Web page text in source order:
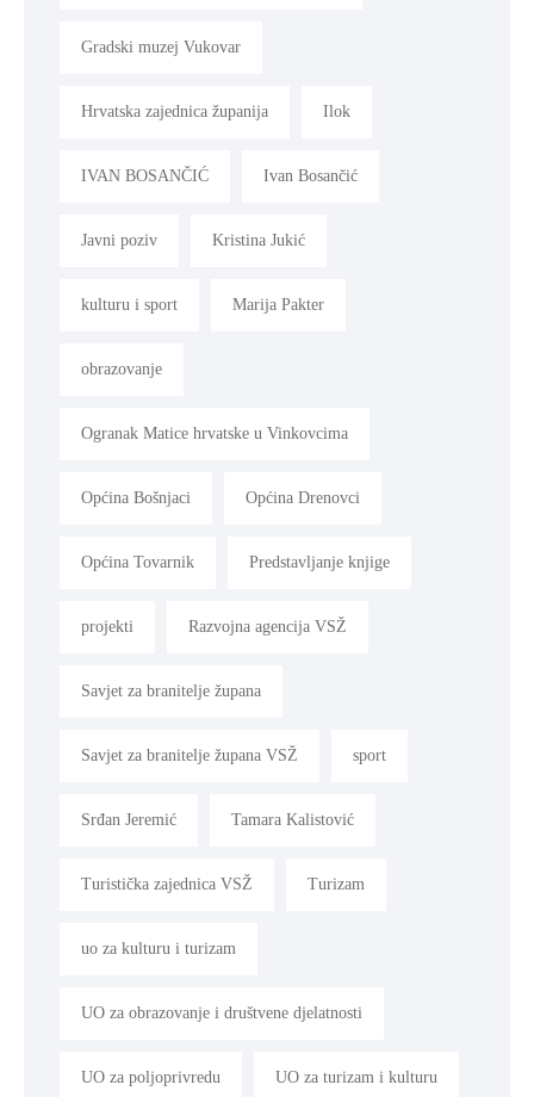
Gradski muzej Vukovar
Hrvatska zajednica županija Ilok
IVAN BOSANČIĆ Ivan Bosančić
Javni poziv Kristina Jukić
kulturu i sport Marija Pakter
obrazovanje
Ogranak Matice hrvatske u Vinkovcima
Općina Bošnjaci Općina Drenovci
Općina Tovarnik Predstavljanje knjige
projekti Razvojna agencija VSŽ
Savjet za branitelje župana
Savjet za branitelje župana VSŽ sport
Srđan Jeremić Tamara Kalistović
Turistička zajednica VSŽ Turizam
uo za kulturu i turizam
UO za obrazovanje i društvene djelatnosti
UO za poljoprivredu UO za turizam i kulturu